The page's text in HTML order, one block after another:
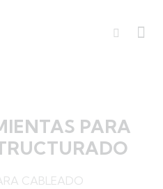
🔍
PARA
CABLEADO